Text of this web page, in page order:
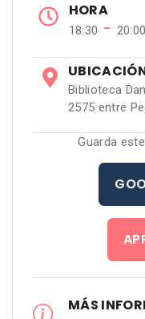
HORA
18:30 − 20:00
Biblioteca
2575 entre
Guarda
MÁS